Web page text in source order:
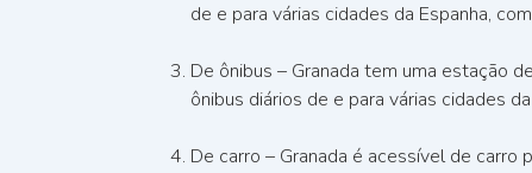
de e para várias cidades da Espanha,
De ônibus – Granada tem uma estação
ônibus diários de e para várias cidades
De carro – Granada é acessível de